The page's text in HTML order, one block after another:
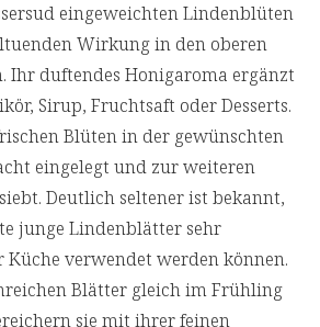
eingeweichten Lindenblüten
Wirkung in den oberen
Ihr duftendes Honigaroma ergänzt
Sirup, Fruchtsaft oder Desserts.
Blüten in der gewünschten
eingelegt und zur weiteren
Deutlich seltener ist bekannt,
junge Lindenblätter sehr
Küche verwendet werden können.
Blätter gleich im Frühling
sie mit ihrer feinen